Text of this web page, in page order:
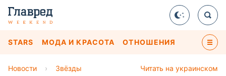
STARS МОДА И КРАСОТА ОТНОШЕНИЯ
Читать на украинском
Новости › Звёзды